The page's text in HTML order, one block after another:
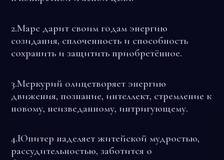
2.Марс дарит своим годам энергию
созидания, сплоченность и способность
сохранить и защитить приобретённое.
3.Меркурий олицетворяет энергию
движения, познание, интеллект, стремление к
новому, неизведанному, интригующему.
4.Юпитер наделяет житейской мудростью,
рассудительностью, заботится о